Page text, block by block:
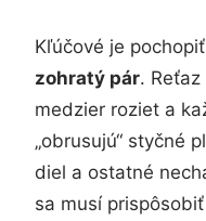
Kľúčové je
zohratý pár.
medzier roziet a
„obrusujú“ styčné
diel a ostatné
sa musí